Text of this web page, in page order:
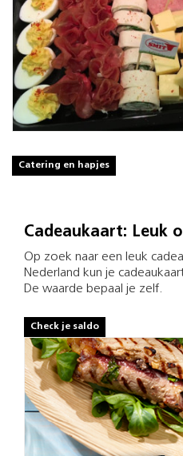
Catering en hapjes
Cadeaukaart: Leuk
Op zoek naar een leuk
Nederland kun je
De waarde bepaal je zelf.
Check je saldo